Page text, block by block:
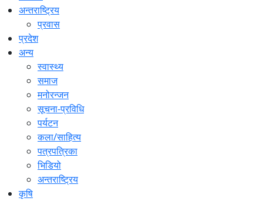
अन्तराष्ट्रिय
प्रवास
प्रदेश
अन्य
स्वास्थ्य
समाज
मनोरन्जन
सूचना-प्रविधि
पर्यटन
कला/साहित्य
पत्रपत्रिका
भिडियो
अन्तराष्ट्रिय
कृषि